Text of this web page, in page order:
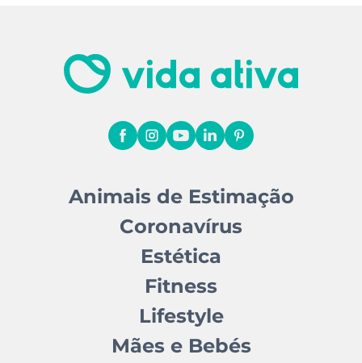
Animais de Estimação
Coronavírus
Estética
Fitness
Lifestyle
Mães e Bebés